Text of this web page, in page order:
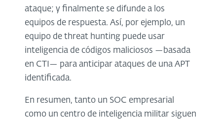
ataque; y finalmente se difunde a los
equipos de respuesta. Así, por ejemplo, un
equipo de threat hunting puede usar
inteligencia de códigos maliciosos —basada
en CTI— para anticipar ataques de una APT
identificada.
En resumen, tanto un SOC empresarial
como un centro de inteligencia militar siguen